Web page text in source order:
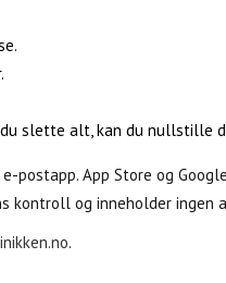
slette alt, kan du nullstille
postapp. App Store og
og inneholder ingen
.